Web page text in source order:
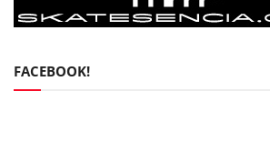
FACEBOOK!